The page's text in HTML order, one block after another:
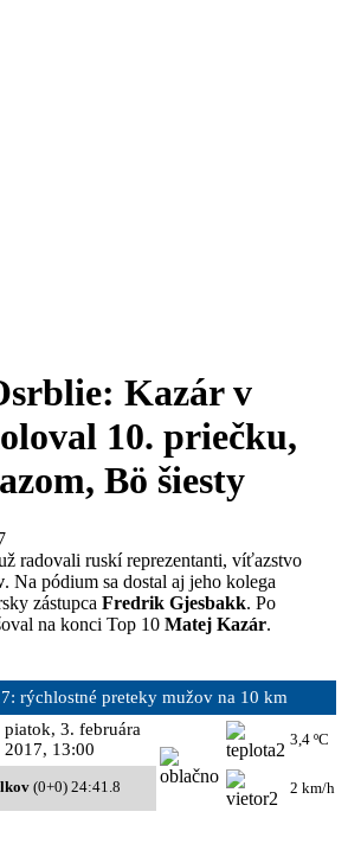
Kazár v
10. priečku,
Bö šiesty
radovali ruskí reprezentanti, víťazstvo
. Na pódium sa dostal aj jeho kolega
zástupca Fredrik Gjesbakk. Po
na konci Top 10 Matej Kazár.
rýchlostné preteky mužov na 10 km
piatok, 3. februára
2017, 13:00
3,4 ºC
(0+0) 24:41.8 2 km/h